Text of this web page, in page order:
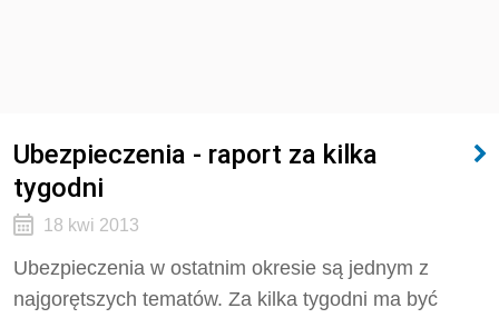
Ubezpieczenia - raport za kilka
tygodni
18 kwi 2013
Ubezpieczenia w ostatnim okresie są jednym z
najgorętszych tematów. Za kilka tygodni ma być